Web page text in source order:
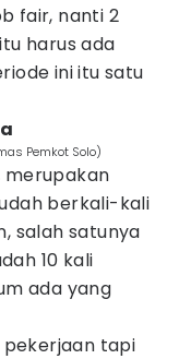
fair, nanti 2
harus ada
ini itu satu
Pemkot Solo)
merupakan
berkali-kali
salah satunya
10 kali
ada yang
pekerjaan tapi